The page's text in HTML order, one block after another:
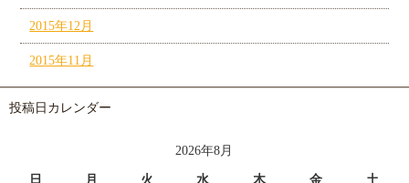
2015年12月
2015年11月
投稿日カレンダー
2026年8月
日 月 火 水 木 金 土